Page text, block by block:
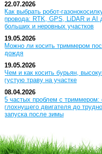
22.07.2026
Как выбрать робот-
провода: RTK, GPS, LiDAR и AI
больших и неровных участков
19.05.2026
Можно ли косить триммером
дождя
19.05.2026
Чем и как косить бурьян,
густую траву на участке
08.04.2026
5 частых проблем с триммером:
глохнущего двигателя до
запуска после зимы